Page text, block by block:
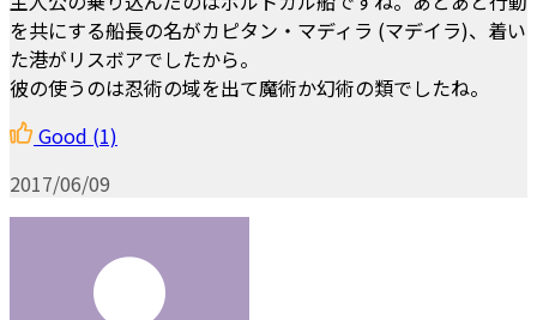
を共にする船長の名がカピタン・マディラ (マデイラ)、着い
た港がリスボアでしたから。
彼の使うのは忍術の域を出て魔術か幻術の類でしたね。
Good (1)
2017/06/09